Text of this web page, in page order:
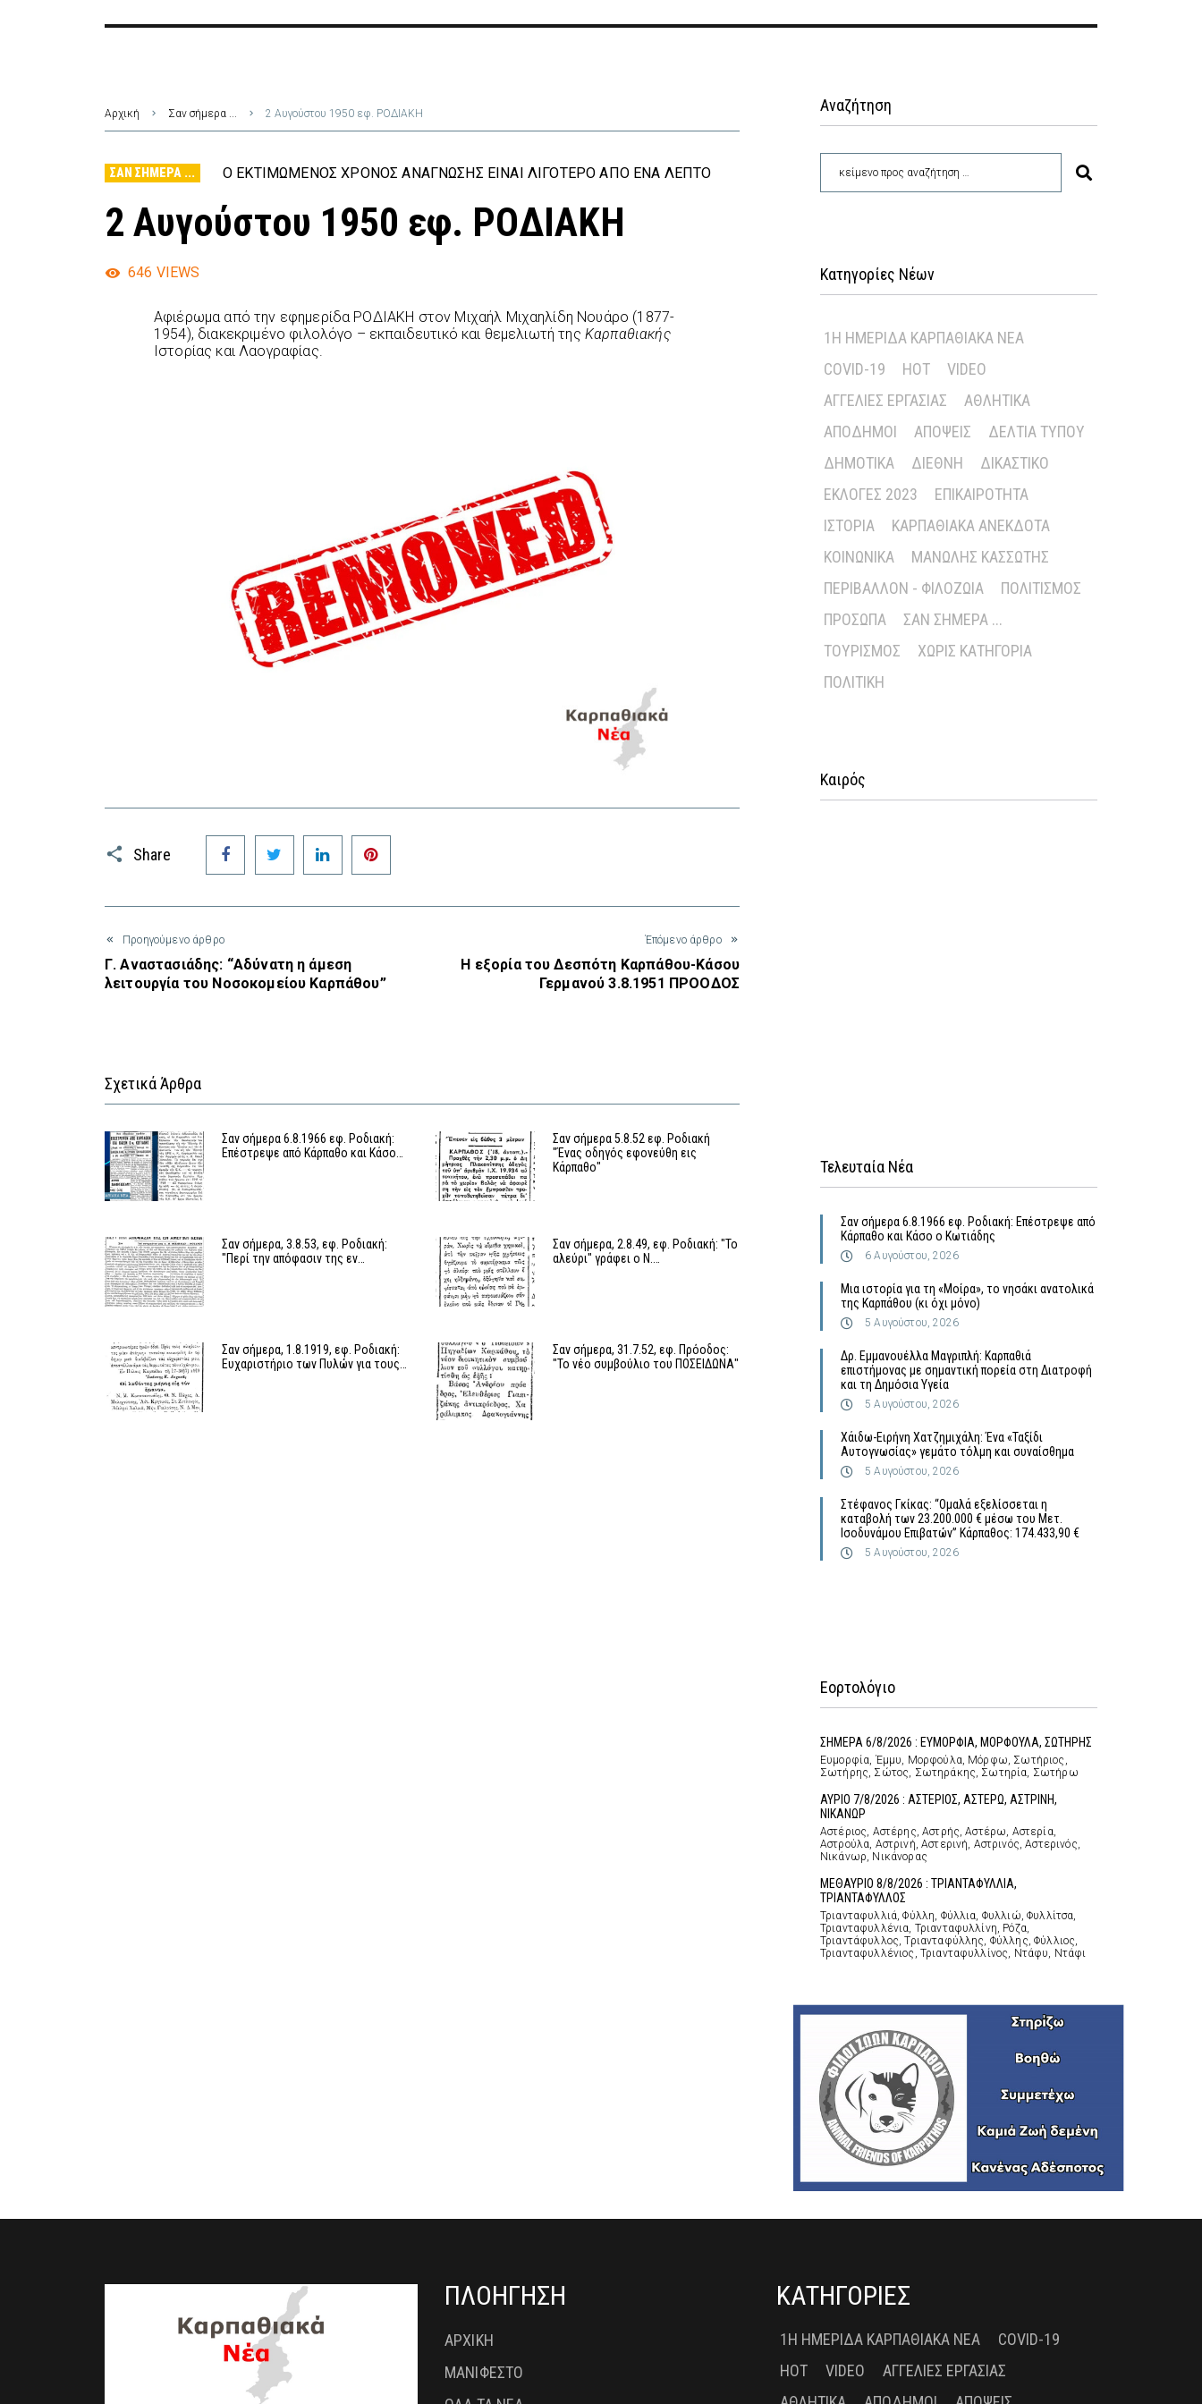
Αρχική Σαν σήμερα ... 2 Αυγούστου 1950 εφ. ΡΟΔΙΑΚΗ
ΣΑΝ ΣΉΜΕΡΑ ... Ο ΕΚΤΙΜΏΜΕΝΟΣ ΧΡΌΝΟΣ ΑΝΆΓΝΩΣΗΣ ΕΊΝΑΙ ΛΙΓΌΤΕΡΟ ΑΠΌ ΈΝΑ ΛΕΠΤΌ
2 Αυγούστου 1950 εφ. ΡΟΔΙΑΚΗ
646 VIEWS
Αφιέρωμα από την εφημερίδα ΡΟΔΙΑΚΗ στον Μιχαήλ Μιχαηλίδη Νουάρο (1877-
1954), διακεκριμένο φιλολόγο – εκπαιδευτικό και θεμελιωτή της Καρπαθιακής
Ιστορίας και Λαογραφίας.
Share
Facebook Twitter LinkedIn
Προηγούμενο άρθρο
Γ. Αναστασιάδης: “Αδύνατη η άμεση
λειτουργία του Νοσοκομείου Καρπάθου”
Έπόμενο άρθρο
Η εξορία του Δεσπότη Καρπάθου-Κάσου
Γερμανού 3.8.1951 ΠΡΟΟΔΟΣ
Σχετικά Άρθρα
Σαν σήμερα 6.8.1966 εφ. Ροδιακή:
Επέστρεψε από Κάρπαθο και Κάσο…
Σαν σήμερα 5.8.52 εφ. Ροδιακή
"Ένας οδηγός εφονεύθη εις
Κάρπαθο"
Σαν σήμερα, 3.8.53, εφ. Ροδιακή:
"Περί την απόφασιν της εν…
Σαν σήμερα, 2.8.49, εφ. Ροδιακή: "Το
αλεύρι" γράφει ο Ν.…
Σαν σήμερα, 1.8.1919, εφ. Ροδιακή:
Ευχαριστήριο των Πυλών για τους…
Σαν σήμερα, 31.7.52, εφ. Πρόοδος:
"Το νέο συμβούλιο του ΠΟΣΕΙΔΩΝΑ"
Αναζήτηση
Κατηγορίες Νέων
1Η ΗΜΕΡΊΔΑ ΚΑΡΠΑΘΙΑΚΆ ΝΈΑ
COVID-19
HOT
VIDEO
ΑΓΓΕΛΊΕΣ ΕΡΓΑΣΊΑΣ
ΑΘΛΗΤΙΚΆ
ΑΠΌΔΗΜΟΙ
ΑΠΌΨΕΙΣ
ΔΕΛΤΊΑ ΤΎΠΟΥ
ΔΗΜΟΤΙΚΆ
ΔΙΕΘΝΉ
ΔΙΚΑΣΤΙΚΌ
ΕΚΛΟΓΈΣ 2023
ΕΠΙΚΑΙΡΌΤΗΤΑ
ΙΣΤΟΡΊΑ
ΚΑΡΠΑΘΙΑΚΆ ΑΝΈΚΔΟΤΑ
ΚΟΙΝΩΝΙΚΆ
ΜΑΝΏΛΗΣ ΚΑΣΣΏΤΗΣ
ΠΕΡΙΒΆΛΛΟΝ - ΦΙΛΟΖΩΊΑ
ΠΟΛΙΤΙΣΜΌΣ
ΠΡΌΣΩΠΑ
ΣΑΝ ΣΉΜΕΡΑ ...
ΤΟΥΡΙΣΜΌΣ
ΧΩΡΊΣ ΚΑΤΗΓΟΡΊΑ
ΠΟΛΙΤΙΚΉ
Καιρός
Τελευταία Νέα
Σαν σήμερα 6.8.1966 εφ. Ροδιακή: Επέστρεψε από
Κάρπαθο και Κάσο ο Κωτιάδης
6 Αυγούστου, 2026
Μια ιστορία για τη «Μοίρα», το νησάκι ανατολικά
της Καρπάθου (κι όχι μόνο)
5 Αυγούστου, 2026
Δρ. Εμμανουέλλα Μαγριπλή: Καρπαθιά
επιστήμονας με σημαντική πορεία στη Διατροφή
και τη Δημόσια Υγεία
5 Αυγούστου, 2026
Χάιδω-Ειρήνη Χατζημιχάλη: Ένα «Ταξίδι
Αυτογνωσίας» γεμάτο τόλμη και συναίσθημα
5 Αυγούστου, 2026
Στέφανος Γκίκας: “Ομαλά εξελίσσεται η
καταβολή των 23.200.000 € μέσω του Μετ.
Ισοδυνάμου Επιβατών” Κάρπαθος: 174.433,90 €
5 Αυγούστου, 2026
Εορτολόγιο
ΣΗΜΕΡΑ 6/8/2026 : ΕΥΜΟΡΦΙΑ, ΜΟΡΦΟΥΛΑ, ΣΩΤΗΡΗΣ
Ευμορφία, Έμμυ, Μορφούλα, Μόρφω, Σωτήριος,
Σωτήρης, Σώτος, Σωτηράκης, Σωτηρία, Σωτήρω
ΑΥΡΙΟ 7/8/2026 : ΑΣΤΕΡΙΟΣ, ΑΣΤΕΡΩ, ΑΣΤΡΙΝΗ,
ΝΙΚΑΝΩΡ
Αστέριος, Αστέρης, Αστρής, Αστέρω, Αστερία,
Αστρούλα, Αστρινή, Αστερινή, Αστρινός, Αστερινός,
Νικάνωρ, Νικάνορας
ΜΕΘΑΥΡΙΟ 8/8/2026 : ΤΡΙΑΝΤΑΦΥΛΛΙΑ,
ΤΡΙΑΝΤΑΦΥΛΛΟΣ
Τριανταφυλλιά, Φύλλη, Φύλλια, Φυλλιώ, Φυλλίτσα,
Τριανταφυλλένια, Τριανταφυλλίνη, Ρόζα,
Τριαντάφυλλος, Τριανταφύλλης, Φύλλης, Φύλλιος,
Τριανταφυλλένιος, Τριανταφυλλίνος, Ντάφυ, Ντάφι
ΠΛΟΗΓΗΣΗ
ΑΡΧΙΚΗ
ΜΑΝΙΦΕΣΤΟ
ΚΑΤΗΓΟΡΙΕΣ
1Η ΗΜΕΡΊΔΑ ΚΑΡΠΑΘΙΑΚΆ ΝΈΑ
COVID-19
HOT
VIDEO
ΑΓΓΕΛΊΕΣ ΕΡΓΑΣΊΑΣ